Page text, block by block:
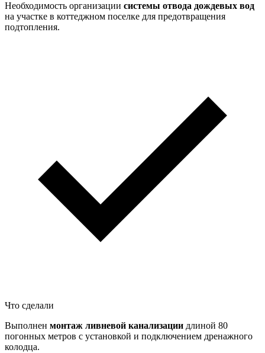
Необходимость организации системы отвода дождевых вод
на участке в коттеджном поселке для предотвращения
подтопления.
Что сделали
Выполнен монтаж ливневой канализации длиной 80
погонных метров с установкой и подключением дренажного
колодца.